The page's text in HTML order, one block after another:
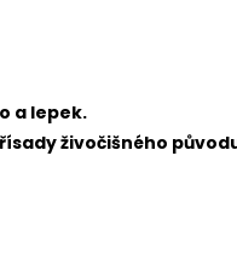
a lepek.
živočišného